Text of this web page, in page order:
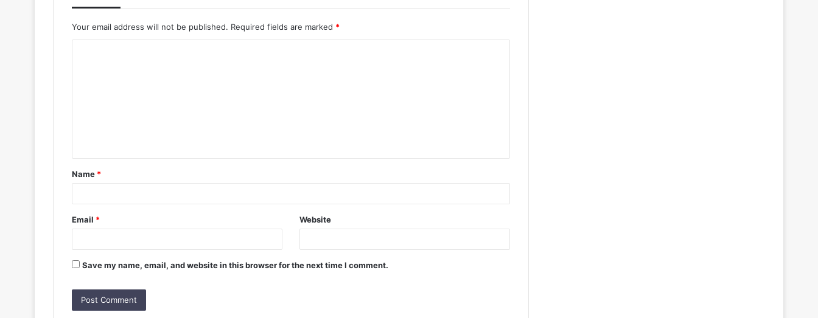
Your email address will not be published. Required fields are marked *
t
*
Name *
Email * Website
Save my name, email, and website in this browser for the next time I comment.